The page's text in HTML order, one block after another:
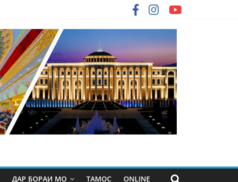
ДАР БОРАИ МО ТАМОС ONLINE